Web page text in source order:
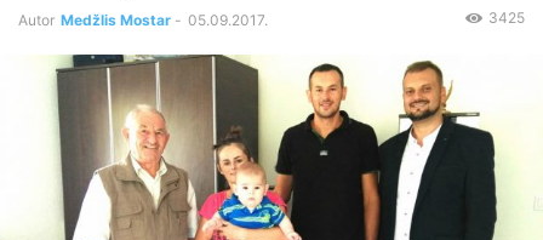
Autor Medžlis Mostar - 05.09.2017. 3425